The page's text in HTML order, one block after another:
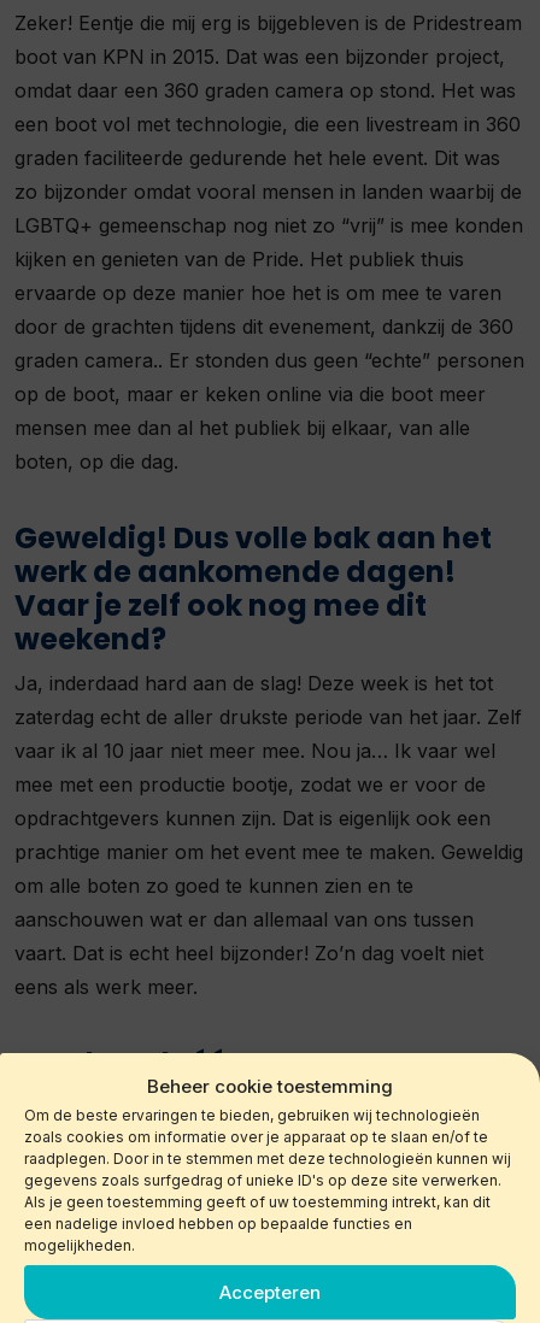
Beheer cookie toestemming
Om de beste ervaringen te bieden, gebruiken wij technologieën
zoals cookies om informatie over je apparaat op te slaan en/of te
raadplegen. Door in te stemmen met deze technologieën kunnen wij
gegevens zoals surfgedrag of unieke ID's op deze site verwerken.
Als je geen toestemming geeft of uw toestemming intrekt, kan dit
een nadelige invloed hebben op bepaalde functies en
mogelijkheden.
Accepteren
Zeker! Eentje die mij erg is bijgebleven is de Pridestream
boot van KPN in 2015. Dat was een bijzonder project,
omdat daar een 360 graden camera op stond. Het was
een boot vol met technologie, die een livestream in 360
graden faciliteerde gedurende het hele event. Dit was
zo bijzonder omdat vooral mensen in landen waarbij de
LGBTQ+ gemeenschap nog niet zo “vrij” is mee konden
kijken en genieten van de Pride. Het publiek thuis
ervaarde op deze manier hoe het is om mee te varen
door de grachten tijdens dit evenement, dankzij de 360
graden camera.. Er stonden dus geen “echte” personen
op de boot, maar er keken online via die boot meer
mensen mee dan al het publiek bij elkaar, van alle
boten, op die dag.
Geweldig! Dus volle bak aan het
werk de aankomende dagen!
Vaar je zelf ook nog mee dit
weekend?
Ja, inderdaad hard aan de slag! Deze week is het tot
zaterdag echt de aller drukste periode van het jaar. Zelf
vaar ik al 10 jaar niet meer mee. Nou ja… Ik vaar wel
mee met een productie bootje, zodat we er voor de
opdrachtgevers kunnen zijn. Dat is eigenlijk ook een
prachtige manier om het event mee te maken. Geweldig
om alle boten zo goed te kunnen zien en te
aanschouwen wat er dan allemaal van ons tussen
vaart. Dat is echt heel bijzonder! Zo’n dag voelt niet
eens als werk meer.
Tot slot. Als één van onze
opdrachtgevers maak je gebruik
van een Virtuele Assistent (VA).
Zou je het leuk vinden om kort wat
te vertellen over jouw VA en hoe
zij bijdraagt aan het succes van
Gayprideboot.nl?
Uiteraard. Mijn VA Cornelia is een volwaardig lid van